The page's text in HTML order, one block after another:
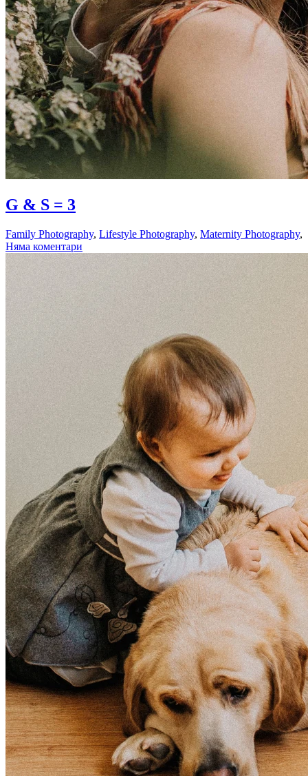
01.08.2018
G & S = 3
Family Photography, Lifestyle Photography, Maternity Photography,
Няма коментари